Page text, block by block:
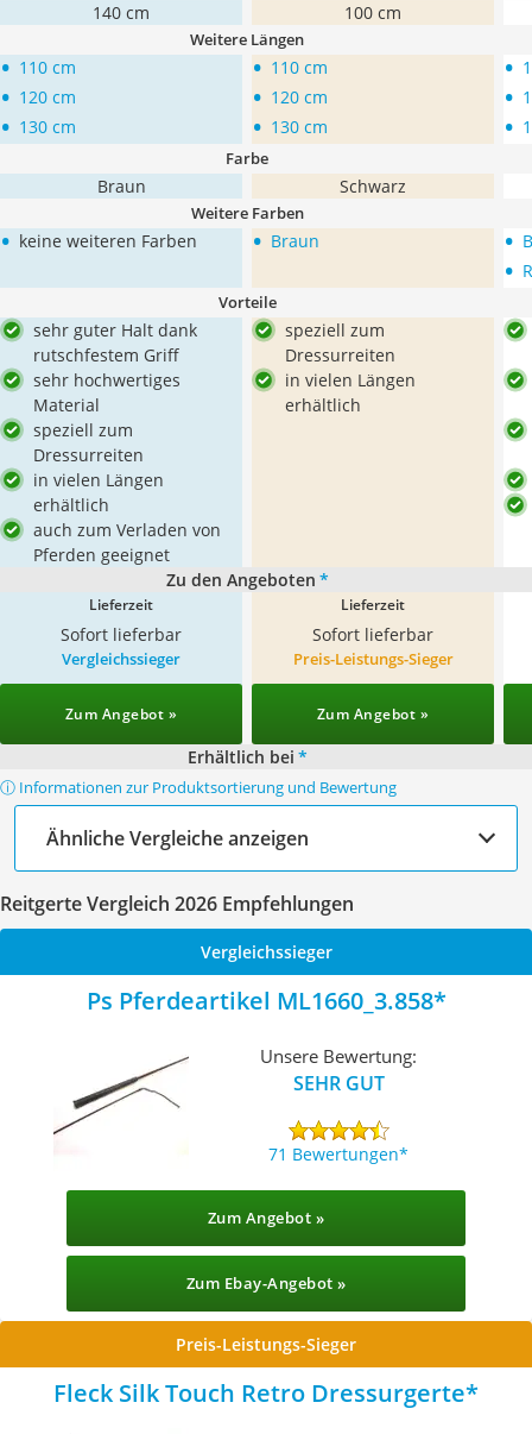
140 cm 100 cm
Weitere Längen
• 110 cm
• 120 cm
• 130 cm
• 110 cm
• 120 cm
• 130 cm
•
•
•
Farbe
Braun Schwarz
Weitere Farben
• keine weiteren Farben • Braun •
•
Vorteile
sehr guter Halt dank
rutschfestem Griff
sehr hochwertiges
Material
speziell zum
Dressurreiten
in vielen Längen
erhältlich
auch zum Verladen von
Pferden geeignet
speziell zum
Dressurreiten
in vielen Längen
erhältlich
Zu den Angeboten *
Lieferzeit
Sofort lieferbar
Lieferzeit
Sofort lieferbar
Vergleichssieger
Zum Angebot »
Preis-Leistungs-Sieger
Zum Angebot »
Erhältlich bei *
ⓘ Informationen zur Produktsortierung und Bewertung
Ähnliche Vergleiche anzeigen
Reitgerte Vergleich 2026 Empfehlungen
Vergleichssieger
Ps Pferdeartikel ML1660_3.858
Unsere Bewertung:
SEHR GUT
71 Bewertungen
Zum Angebot »
Zum Ebay-Angebot »
Preis-Leistungs-Sieger
Fleck Silk Touch Retro Dressurgerte